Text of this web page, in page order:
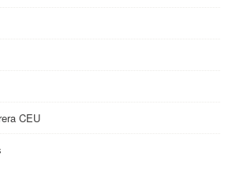
CEU